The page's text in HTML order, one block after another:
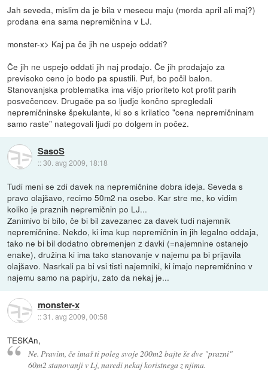
Jah seveda, mislim da je bila v mesecu maju (morda april ali maj?)
prodana ena sama nepremičnina v LJ.
monster-x> Kaj pa če jih ne uspejo oddati?
Če jih ne uspejo oddati jih naj prodajo. Če jih prodajajo za
previsoko ceno jo bodo pa spustili. Puf, bo počil balon.
Stanovanjska problematika ima višjo prioriteto kot profit parih
posvečencev. Drugače pa so ljudje končno spregledali
nepremičninske špekulante, ki so s krilatico "cena nepremičninam
samo raste" nategovali ljudi po dolgem in počez.
SasoS
::30. avg 2009, 18:18
Tudi meni se zdi davek na nepremičnine dobra ideja. Seveda s
pravo olajšavo, recimo 50m2 na osebo. Kar stre me, ko vidim
koliko je praznih nepremičnin po LJ...
Zanimivo bi bilo, če bi bil zavezanec za davek tudi najemnik
nepremičnine. Nekdo, ki ima kup nepremičnin in jih legalno oddaja,
tako ne bi bil dodatno obremenjen z davki (=najemnine ostanejo
enake), družina ki ima tako stanovanje v najemu pa bi prijavila
olajšavo. Nasrkali pa bi vsi tisti najemniki, ki imajo nepremičnino v
najemu samo na papirju, zato da nekaj je...
monster-x
::31. avg 2009, 00:58
TESKAn,
Ne. Pravim, če imaš ti poleg svoje 200m2 bajte še dve "prazni"
60m2 stanovanji v Lj, naredi nekaj koristnega z njima.